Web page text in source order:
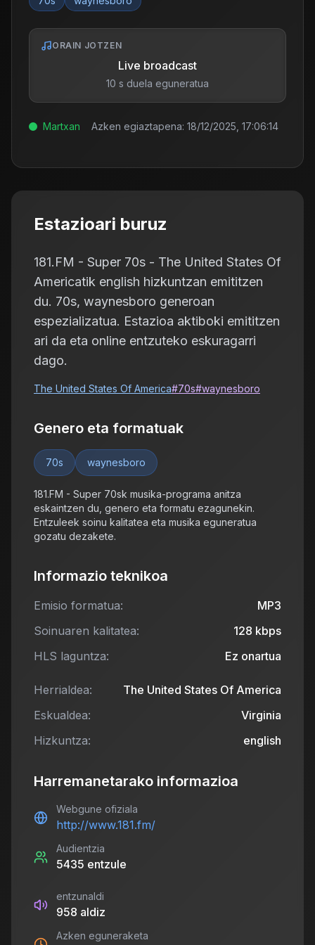
ORAIN JOTZEN
Live broadcast
10 s duela eguneratua
Martxan Azken egiaztapena: 18/12/2025, 17:06:14
Estazioari buruz
181.FM - Super 70s - The United States Of
Americatik english hizkuntzan emititzen
du. 70s, waynesboro generoan
espezializatua. Estazioa aktiboki emititzen
ari da eta online entzuteko eskuragarri
dago.
The United States Of America#70s#waynesboro
Genero eta formatuak
70s waynesboro
181.FM - Super 70sk musika-programa anitza
eskaintzen du, genero eta formatu ezagunekin.
Entzuleek soinu kalitatea eta musika eguneratua
gozatu dezakete.
Informazio teknikoa
Emisio formatua:
MP3
Soinuaren kalitatea:
128 kbps
HLS laguntza:
Ez onartua
Herrialdea:
The United States Of America
Eskualdea:
Virginia
Hizkuntza:
english
Harremanetarako informazioa
Webgune ofiziala
http://www.181.fm/
Audientzia
5435 entzule
entzunaldi
958 aldiz
Azken eguneraketa